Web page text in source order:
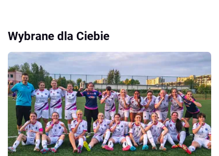
Wybrane dla Ciebie